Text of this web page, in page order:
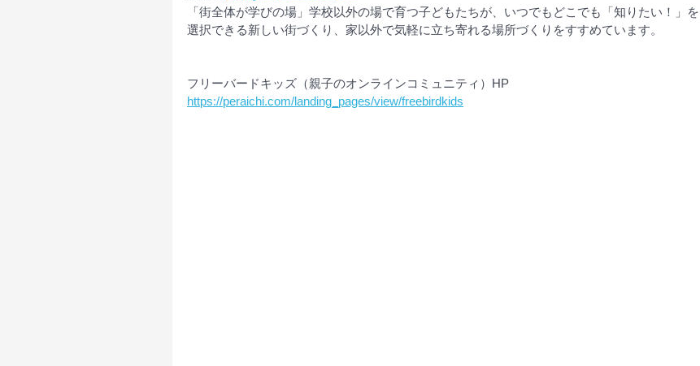
「街全体が学びの場」学校以外の場で育つ子どもたちが、いつでもどこでも「知りたい！」を
選択できる新しい街づくり、家以外で気軽に立ち寄れる場所づくりをすすめています。
フリーバードキッズ（親子のオンラインコミュニティ）HP
https://peraichi.com/landing_pages/view/freebirdkids